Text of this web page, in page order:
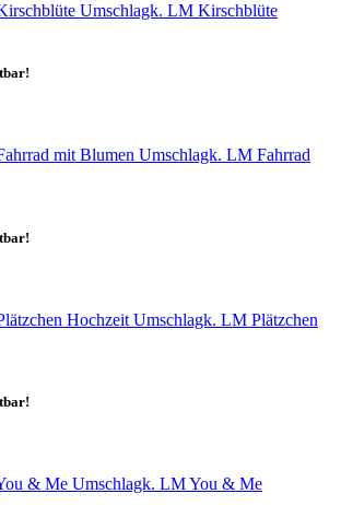
Umschlagk. LM Kirschblüte
Umschlagk. LM Fahrrad
Umschlagk. LM Plätzchen
Umschlagk. LM You & Me